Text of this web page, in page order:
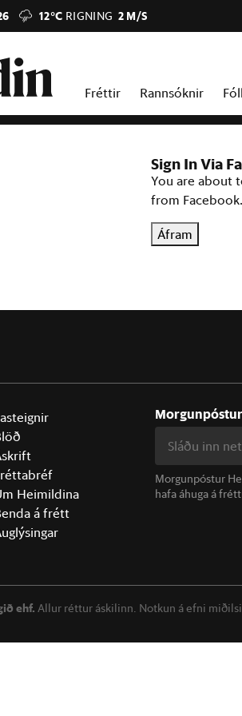
12°C RIGNING 2 M/S
Fréttir Rannsóknir
Sign In Via
You are about
from Facebook.
Áfram
Heimildina
á frétt
Morgunpóstur
hafa áhuga á
ehf. Allur réttur áskilinn. Notkun á efni